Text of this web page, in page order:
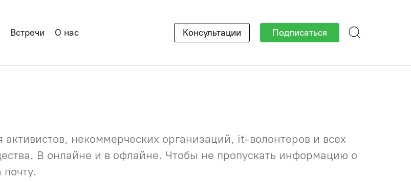
Встречи О нас Консультации Подписаться
некоммерческих организаций, it-волонтеров и всех
В онлайне и в офлайне. Чтобы не пропускать информацию о